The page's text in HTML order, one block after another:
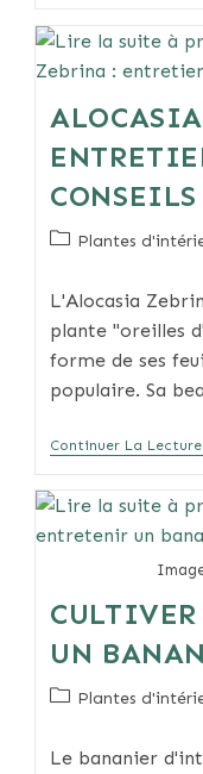
CONSEILS
PostPlantes
L'Alocasia
plante "oreilles
forme de ses
populaire. Sa
Continuer La Lecture
UN
PostPlantes
Le bananier